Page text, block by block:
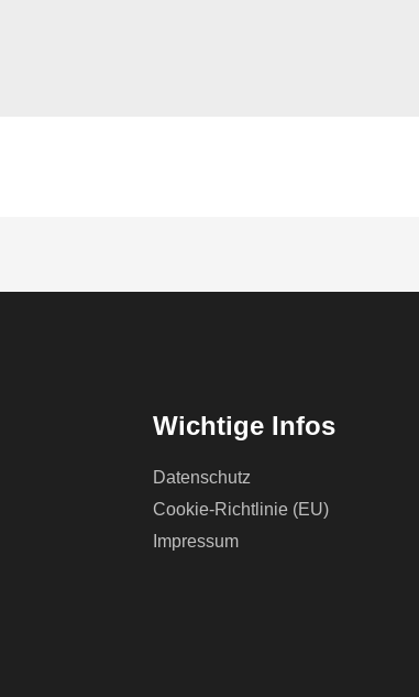
Wichtige Infos
Datenschutz
Cookie-Richtlinie (EU)
Impressum